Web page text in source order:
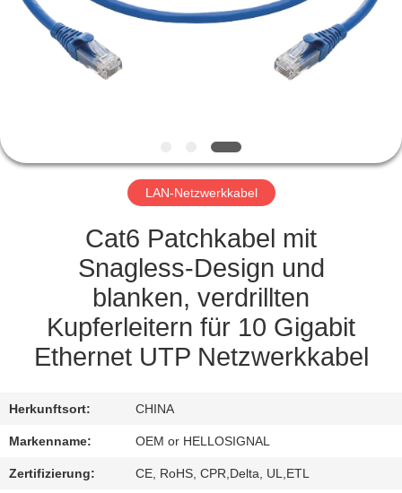
QUALITÄTSKONTROLLE
SIE
MIT
VERBINDUNG
FORDERN
SIE EIN
SITEMAP
LAN-Netzwerkkabel
Cat6 Patchkabel mit
Snagless-Design und
blanken, verdrillten
Kupferleitern für 10 Gigabit
Ethernet UTP Netzwerkkabel
Herkunftsort: CHINA
Markenname: OEM or HELLOSIGNAL
Zertifizierung: CE, RoHS, CPR,Delta, UL,ETL